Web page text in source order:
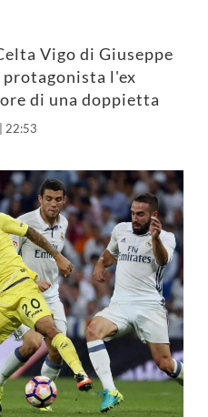
Vigo di Giuseppe
protagonista l'ex
di una doppietta
22:53